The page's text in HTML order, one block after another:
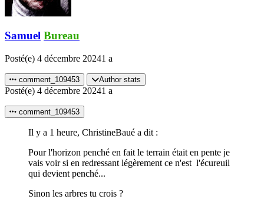
Samuel Bureau
Posté(e) 4 décembre 20241 a
comment_109453 Author stats
Posté(e) 4 décembre 20241 a
comment_109453
Il y a 1 heure, ChristineBaué a dit :
Pour l'horizon penché en fait le terrain était en pente je
vais voir si en redressant légèrement ce n'est l'écureuil
qui devient penché...
Sinon les arbres tu crois ?